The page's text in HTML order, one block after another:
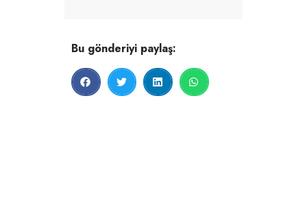
Bu gönderiyi paylaş: